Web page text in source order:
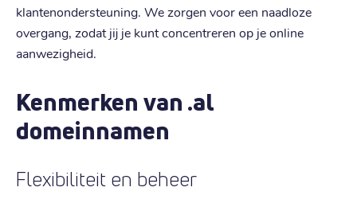
klantenondersteuning. We zorgen voor een naadloze
overgang, zodat jij je kunt concentreren op je online
aanwezigheid.
Kenmerken van .al
domeinnamen
Flexibiliteit en beheer